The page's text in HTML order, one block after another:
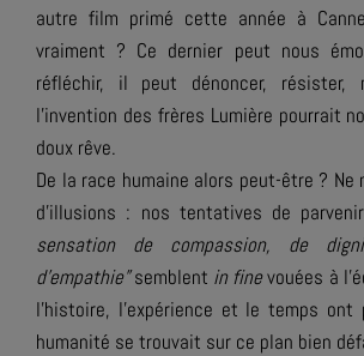
autre film primé cette année à
vraiment ? Ce dernier peut nous
réfléchir, il peut dénoncer, résister,
l’invention des frères Lumière pourrait
doux rêve.
De la race humaine alors peut-être ? Ne
d’illusions : nos tentatives de
sensation de compassion, de
d’empathie”semblent in finevouées à
l’histoire, l’expérience et le temps ont
humanité se trouvait sur ce plan bien